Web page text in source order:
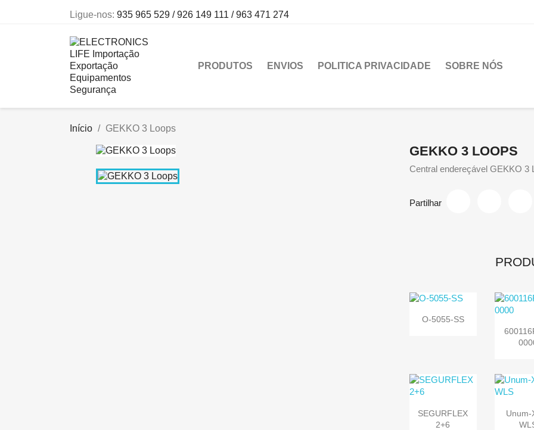
Ligue-nos: 935 965 529 / 926 149 111 / 963 471 274
PRODUTOS ENVIOS POLITICA PRIVACIDADE SOBRE NÓS
Início GEKKO 3 Loops
GEKKO 3 LOOPS
Central endereçável GEKKO 3
Partilhar
 Vista
O-5055-SS

 Vista
rápida
SEGURFLEX
2+6

Unum-